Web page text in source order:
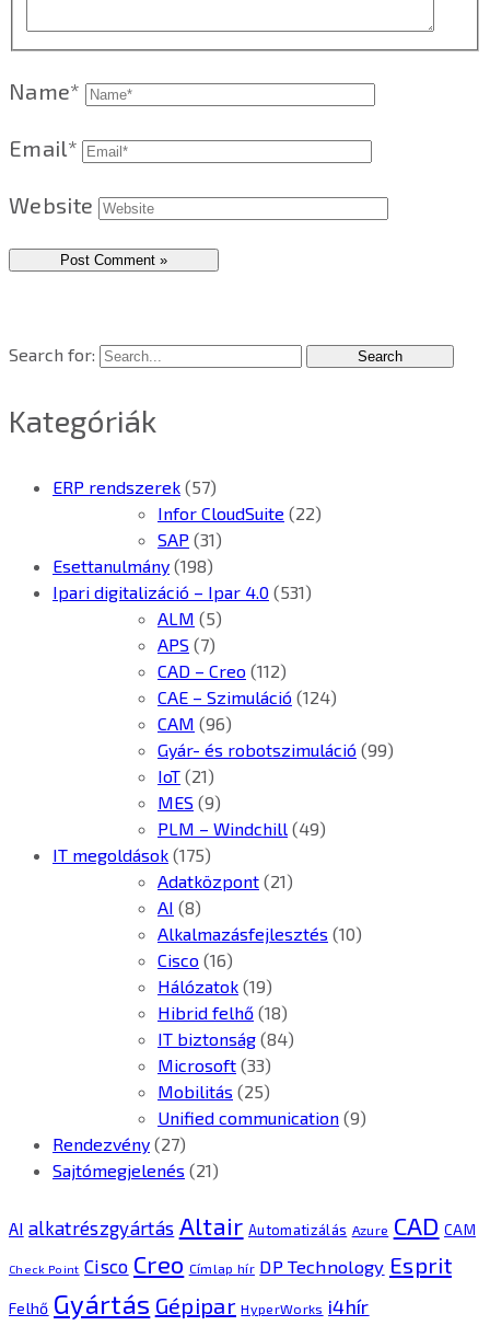
Name*
Email*
Website
Search for:
Kategóriák
ERP rendszerek (57)
Infor CloudSuite (22)
SAP (31)
Esettanulmány (198)
Ipari digitalizáció – Ipar 4.0 (531)
ALM (5)
APS (7)
CAD – Creo (112)
CAE – Szimuláció (124)
CAM (96)
Gyár- és robotszimuláció (99)
IoT (21)
MES (9)
PLM – Windchill (49)
IT megoldások (175)
Adatközpont (21)
AI (8)
Alkalmazásfejlesztés (10)
Cisco (16)
Hálózatok (19)
Hibrid felhő (18)
IT biztonság (84)
Microsoft (33)
Mobilitás (25)
Unified communication (9)
Rendezvény (27)
Sajtómegjelenés (21)
AI alkatrészgyártás Altair Automatizálás Azure CAD CAM
Check Point Cisco Creo Címlap hír DP Technology Esprit
Felhő Gyártás Gépipar HyperWorks i4hír